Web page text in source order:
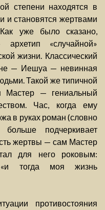
степени находятся в
и становятся жертвами
Как уже было сказано,
«случайной»
жизни. Классический
— Иешуа — невинная
Такой же типичной
Мастер — гениальный
Час, когда ему
в руках роман (словно
подчеркивает
жертвы — сам Мастер
для него роковым:
«и тогда моя жизнь
противостояния